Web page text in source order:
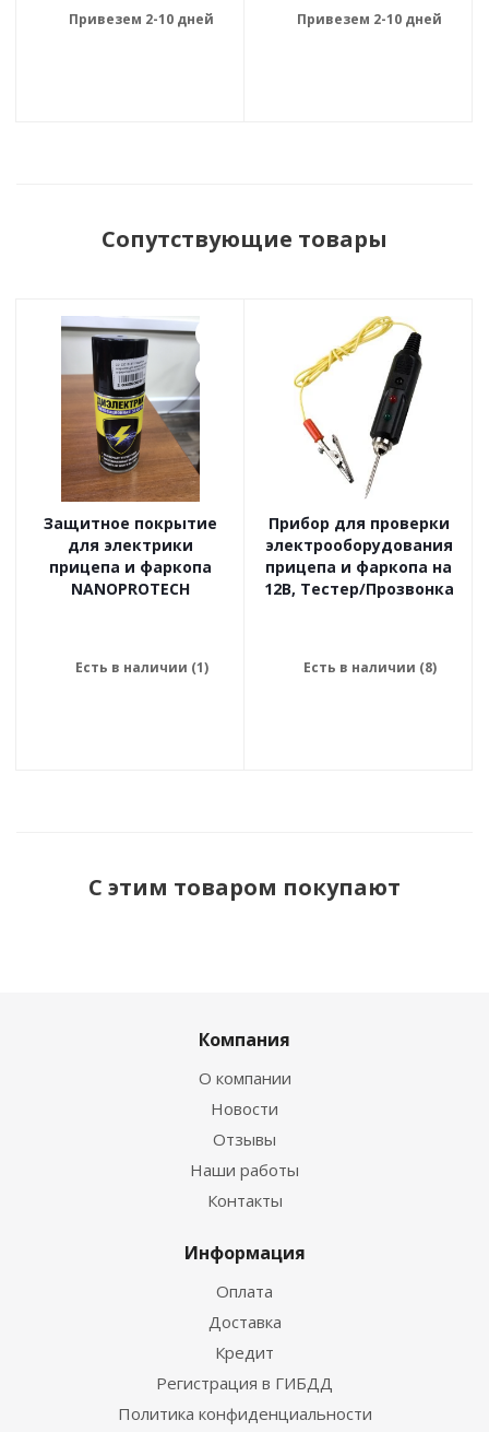
Привезем 2-10 дней Привезем 2-10 дней
Сопутствующие товары
Защитное покрытие
для электрики
прицепа и фаркопа
NANOPROTECH
Есть в наличии (1)
Прибор для проверки
электрооборудования
прицепа и фаркопа на
12В, Тестер/Прозвонка
Есть в наличии (8)
С этим товаром покупают
Компания
О компании
Новости
Отзывы
Наши работы
Контакты
Информация
Оплата
Доставка
Кредит
Регистрация в ГИБДД
Политика конфиденциальности